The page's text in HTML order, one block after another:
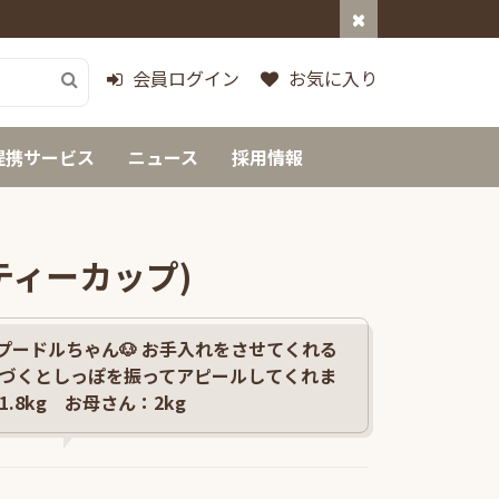
会員ログイン お気に入り
携サービス ニュース 採用情報
ーカップ)
ードルちゃん🐶 お手入れをさせてくれる
くとしっぽを振ってアピールしてくれま
お母さん：2kg